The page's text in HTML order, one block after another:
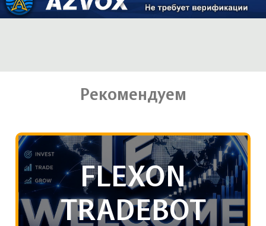
Рекомендуем
FLEXON
TRADEBOT